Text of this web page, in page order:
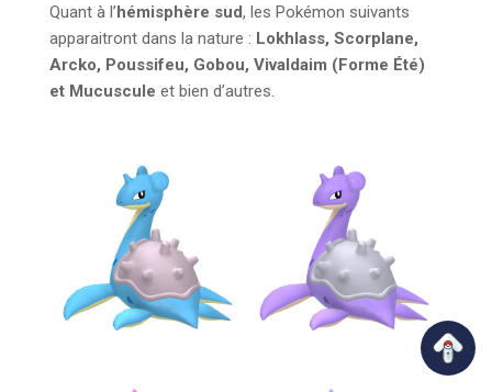
Quant à l’hémisphère sud, les Pokémon suivants
apparaitront dans la nature : Lokhlass, Scorplane,
Arcko, Poussifeu, Gobou, Vivaldaim (Forme Été)
et Mucuscule et bien d’autres.